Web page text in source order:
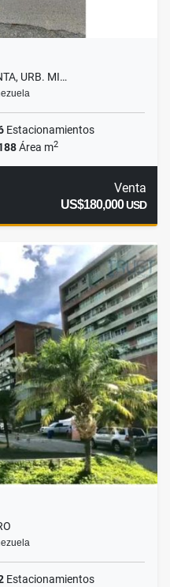
URB. MI…
Estacionamientos
Área m2
Venta
US$180,000USD
Estacionamientos